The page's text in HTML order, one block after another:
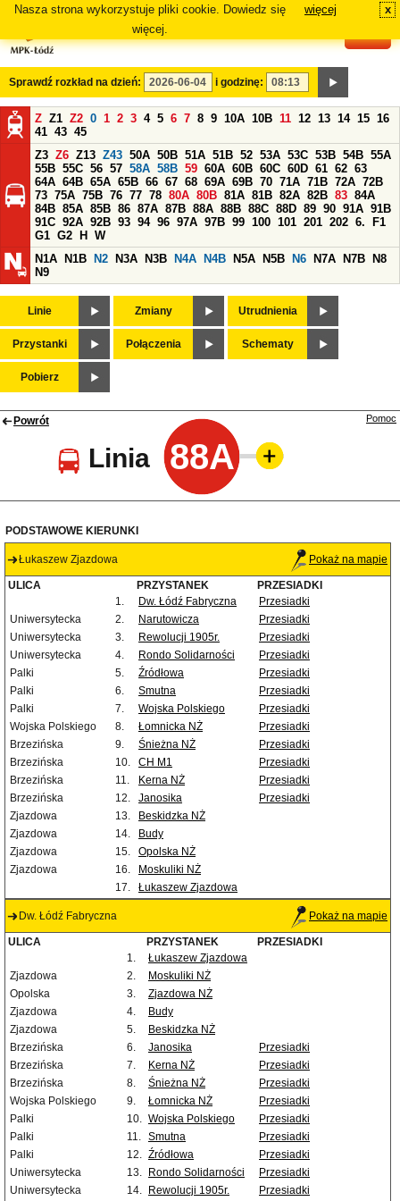
Nasza strona wykorzystuje pliki cookie. Dowiedz się
więcej.
więcej x
Sprawdź rozkład na dzień: i godzinę:
Z Z1 Z2 0 1 2 3 4 5 6 7 8 9 10A 10B 11 12 13 14 15 16
41 43 45
Z3 Z6 Z13 Z43 50A 50B 51A 51B 52 53A 53C 53B 54B 55A
55B 55C 56 57 58A 58B 59 60A 60B 60C 60D 61 62 63
64A 64B 65A 65B 66 67 68 69A 69B 70 71A 71B 72A 72B
73 75A 75B 76 77 78 80A 80B 81A 81B 82A 82B 83 84A
84B 85A 85B 86 87A 87B 88A 88B 88C 88D 89 90 91A 91B
91C 92A 92B 93 94 96 97A 97B 99 100 101 201 202 6.
F1
G1 G2 H
W
N1A
N1B N2 N3A N3B N4A N4B N5A N5B N6 N7A N7B
N8
N9
Linie Zmiany Utrudnienia
Przystanki Połączenia Schematy
Pobierz
Powrót
Linia 88A
Pomoc
PODSTAWOWE KIERUNKI
Łukaszew Zjazdowa Pokaż na mapie
ULICA PRZYSTANEK
PRZESIADKI
1.
Dw. Łódź Fabryczna
Przesiadki
Uniwersytecka
2. Narutowicza
Przesiadki
Uniwersytecka
3. Rewolucji 1905r.
Przesiadki
Uniwersytecka
4. Rondo Solidarności
Przesiadki
Palki
5. Źródłowa
Przesiadki
Palki
6. Smutna
Przesiadki
Palki
7. Wojska Polskiego
Przesiadki
Wojska Polskiego
8. Łomnicka NŻ
Przesiadki
Brzezińska
9. Śnieżna NŻ
Przesiadki
Brzezińska
10. CH M1
Przesiadki
Brzezińska
11. Kerna NŻ
Przesiadki
Brzezińska
12. Janosika
Przesiadki
Zjazdowa
13.
Beskidzka NŻ
Zjazdowa
14.
Budy
Zjazdowa
15.
Opolska NŻ
Zjazdowa
16.
Moskuliki NŻ
17.
Łukaszew Zjazdowa
Dw. Łódź Fabryczna Pokaż na mapie
ULICA PRZYSTANEK
PRZESIADKI
1.
Łukaszew Zjazdowa
Zjazdowa
2.
Moskuliki NŻ
Opolska
3.
Zjazdowa NŻ
Zjazdowa
4.
Budy
Zjazdowa
5.
Beskidzka NŻ
Brzezińska
6. Janosika
Przesiadki
Brzezińska
7. Kerna NŻ
Przesiadki
Brzezińska
8. Śnieżna NŻ
Przesiadki
Wojska Polskiego
9. Łomnicka NŻ
Przesiadki
Palki
10. Wojska Polskiego
Przesiadki
Palki
11. Smutna
Przesiadki
Palki
12. Źródłowa
Przesiadki
Uniwersytecka
13. Rondo Solidarności
Przesiadki
Uniwersytecka
14. Rewolucji 1905r. Przesiadki